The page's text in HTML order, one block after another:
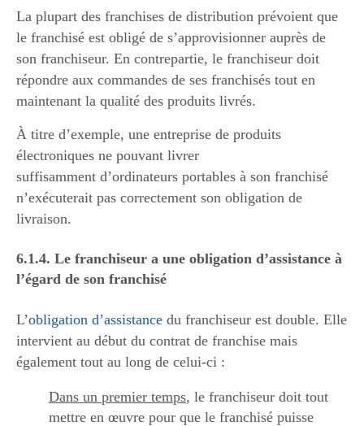
La plupart des franchises de distribution prévoient que
le franchisé est obligé de s’approvisionner auprès de
son franchiseur. En contrepartie, le franchiseur doit
répondre aux commandes de ses franchisés tout en
maintenant la qualité des produits livrés.
À titre d’exemple, une entreprise de produits
électroniques ne pouvant livrer
suffisamment d’ordinateurs portables à son franchisé
n’exécuterait pas correctement son obligation de
livraison.
6.1.4. Le franchiseur a une obligation d’assistance à
l’égard de son franchisé
L’obligation d’assistance du franchiseur est double. Elle
intervient au début du contrat de franchise mais
également tout au long de celui-ci :
Dans un premier temps, le franchiseur doit tout
mettre en œuvre pour que le franchisé puisse